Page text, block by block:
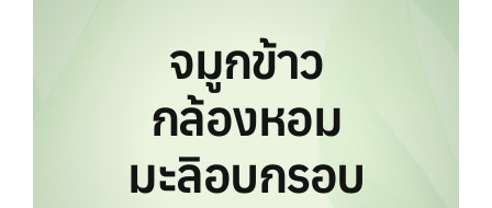
การสั่งซื้อสินค้า
จมูกข้าว
กล้องหอม
มะลิอบกรอบ